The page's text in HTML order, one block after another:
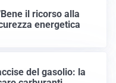
il ricorso alla
energetica
del gasolio: la